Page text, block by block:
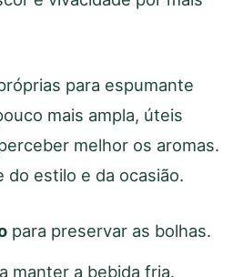
para espumante
mais ampla, úteis
melhor os aromas.
do estilo e da ocasião.
para preservar as bolhas.
manter a bebida fria.